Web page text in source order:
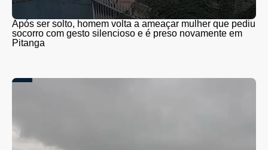
Após ser solto, homem volta a ameaçar mulher que pediu
socorro com gesto silencioso e é preso novamente em
Pitanga